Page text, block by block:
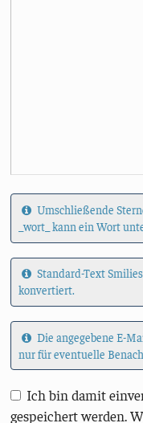
Umschließende
_wort_ kann ein Wort
Standard-Text
konvertiert.
Die angegebene E-
nur für eventuelle
Ich bin damit
gespeichert werden.